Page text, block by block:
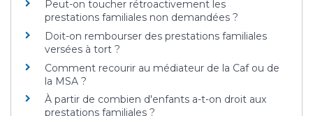
Peut-on toucher rétroactivement les
prestations familiales non demandées ?
Doit-on rembourser des prestations familiales
versées à tort ?
Comment recourir au médiateur de la Caf ou de
la MSA ?
À partir de combien d'enfants a-t-on droit aux
prestations familiales ?